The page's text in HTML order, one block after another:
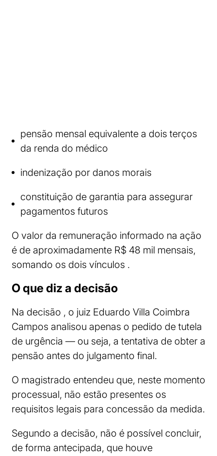
pensão mensal equivalente a dois terços
da renda do médico
indenização por danos morais
constituição de garantia para assegurar
pagamentos futuros
O valor da remuneração informado na ação
é de aproximadamente R$ 48 mil mensais,
somando os dois vínculos .
O que diz a decisão
Na decisão , o juiz Eduardo Villa Coimbra
Campos analisou apenas o pedido de tutela
de urgência — ou seja, a tentativa de obter a
pensão antes do julgamento final.
O magistrado entendeu que, neste momento
processual, não estão presentes os
requisitos legais para concessão da medida.
Segundo a decisão, não é possível concluir,
de forma antecipada, que houve